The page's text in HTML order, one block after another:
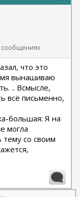
сообщениях
что это
вынашиваю
.. Всмысле,
всё письменно,
большая: Я на
могла
со своим